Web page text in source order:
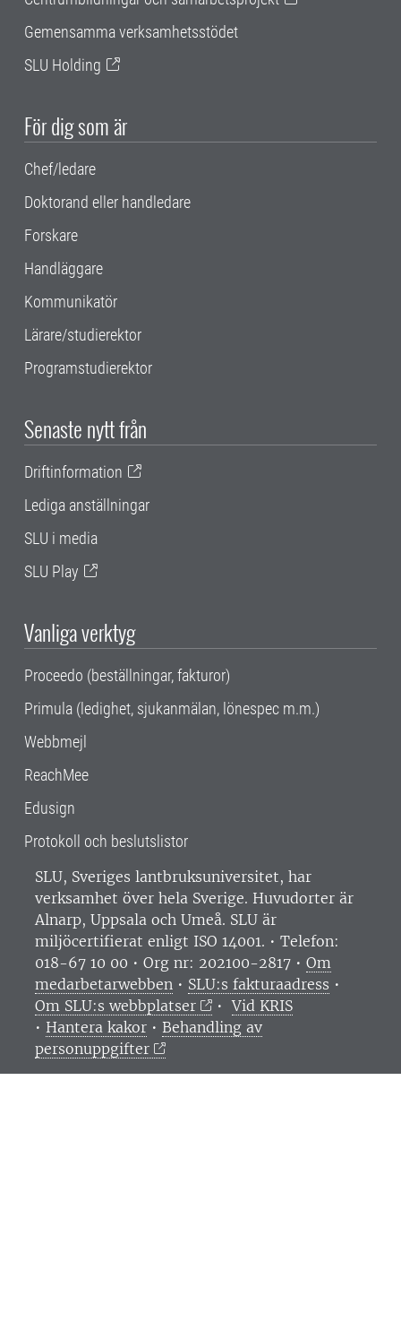
Gemensamma verksamhetsstödet
SLU Holding
För dig som är
Chef/ledare
Doktorand eller handledare
Forskare
Handläggare
Kommunikatör
Lärare/studierektor
Programstudierektor
Senaste nytt från
Driftinformation
Lediga anställningar
SLU i media
SLU Play
Vanliga verktyg
Proceedo (beställningar, fakturor)
Primula (ledighet, sjukanmälan, lönespec m.m.)
Webbmejl
ReachMee
Edusign
Protokoll och beslutslistor
SLU, Sveriges lantbruksuniversitet, har
verksamhet över hela Sverige. Huvudorter är
Alnarp, Uppsala och Umeå. SLU är
miljöcertifierat enligt ISO 14001. • Telefon:
018-67 10 00 • Org nr: 202100-2817 • Om
medarbetarwebben • SLU:s fakturaadress •
Om SLU:s webbplatser
•Vid KRIS
• Hantera kakor • Behandling av
personuppgifter